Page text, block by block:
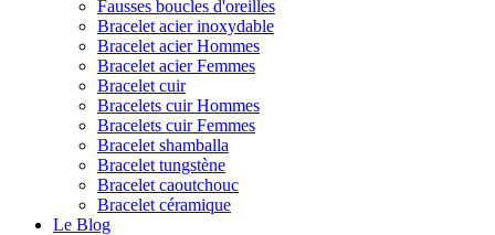
Fausses boucles d'oreilles
Bracelet acier inoxydable
Bracelet acier Hommes
Bracelet acier Femmes
Bracelet cuir
Bracelets cuir Hommes
Bracelets cuir Femmes
Bracelet shamballa
Bracelet tungstène
Bracelet caoutchouc
Bracelet céramique
Le Blog